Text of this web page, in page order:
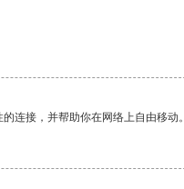
连接，并帮助你在网络上自由移动。